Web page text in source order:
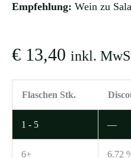
Empfehlung: Wein zu
€ 13,40 inkl.
Flaschen Stk.
1 - 5 —
6+ 6.72
2025